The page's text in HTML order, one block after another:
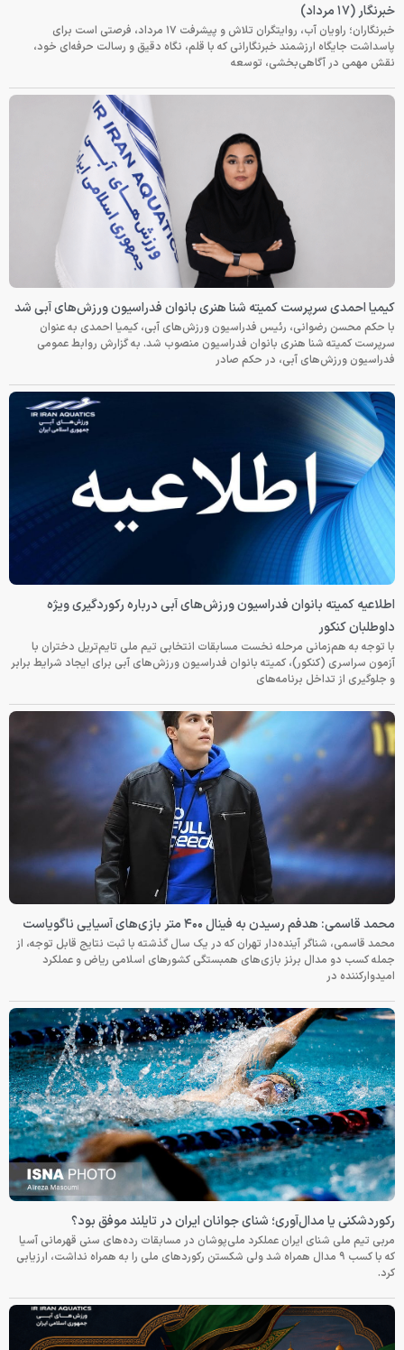
خبرنگار (۱۷ مرداد)
خبرنگاران؛ راویان آب، روایتگران تلاش و پیشرفت ۱۷ مرداد، فرصتی است برای
پاسداشت جایگاه ارزشمند خبرنگارانی که با قلم، نگاه دقیق و رسالت حرفه‌ای خود،
نقش مهمی در آگاهی‌بخشی، توسعه
کیمیا احمدی سرپرست کمیته شنا هنری بانوان فدراسیون ورزش‌های آبی شد
با حکم محسن رضوانی، رئیس فدراسیون ورزش‌های آبی، کیمیا احمدی به عنوان
سرپرست کمیته شنا هنری بانوان فدراسیون منصوب شد. به گزارش روابط عمومی
فدراسیون ورزش‌های آبی، در حکم صادر
اطلاعیه کمیته بانوان فدراسیون ورزش‌های آبی درباره رکوردگیری ویژه
داوطلبان کنکور
با توجه به هم‌زمانی مرحله نخست مسابقات انتخابی تیم ملی تایم‌تریل دختران با
آزمون سراسری (کنکور)، کمیته بانوان فدراسیون ورزش‌های آبی برای ایجاد شرایط برابر
و جلوگیری از تداخل برنامه‌های
محمد قاسمی: هدفم رسیدن به فینال ۴۰۰ متر بازی‌های آسیایی ناگویاست
محمد قاسمی، شناگر آینده‌دار تهران که در یک سال گذشته با ثبت نتایج قابل توجه، از
جمله کسب دو مدال برنز بازی‌های همبستگی کشورهای اسلامی ریاض و عملکرد
امیدوارکننده در
رکوردشکنی یا مدال‌آوری؛ شنای جوانان ایران در تایلند موفق بود؟
مربی تیم ملی شنای ایران عملکرد ملی‌پوشان در مسابقات رده‌های سنی قهرمانی آسیا
که با کسب ۹ مدال همراه شد ولی شکستن رکوردهای ملی را به همراه نداشت، ارزیابی
کرد.